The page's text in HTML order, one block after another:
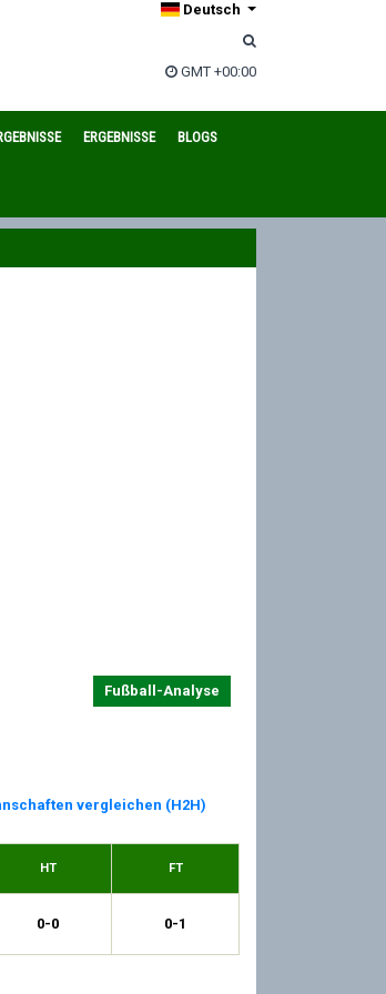
Deutsch
GMT +00:00
ERGEBNISSE BLOGS
Fußball-Analyse
vergleichen (H2H)
HT FT
0-0 0-1